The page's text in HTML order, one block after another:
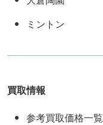
ミントン
買取情報
参考買取価格一覧